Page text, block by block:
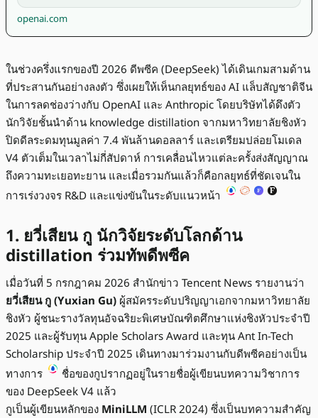
openai.com
ในช่วงครึ่งแรกของปี 2026 ดีพซีค (DeepSeek) ได้เดินเกมสามด้าน
ที่ประสานกันอย่างลงตัว ซึ่งเผยให้เห็นกลยุทธ์ของ AI แล็บสัญชาติจีน
ในการลดช่องว่างกับ OpenAI และ Anthropic โดยบริษัทได้ดึงตัว
นักวิจัยชั้นนำด้าน knowledge distillation จากมหาวิทยาลัยชิงหัว
ปิดดีลระดมทุนมูลค่า 7.4 พันล้านดอลลาร์ และเตรียมปล่อยโมเดล
V4 ตัวเต็มในเวลาไม่กี่สัปดาห์ การเคลื่อนไหวแต่ละครั้งส่งสัญญาณ
ถึงความทะเยอทะยาน และเมื่อรวมกันแล้วก็คือกลยุทธ์ที่ชัดเจนใน
การเร่งวงจร R&D และแข่งขันในระดับแนวหน้า
1. ยวี่เสียน กู นักวิจัยระดับโลกด้าน
distillation ร่วมทัพดีพซีค
เมื่อวันที่ 5 กรกฎาคม 2026 สำนักข่าว Tencent News รายงานว่า
ยวี่เสียน กู (Yuxian Gu) ผู้สมัครระดับปริญญาเอกจากมหาวิทยาลัย
ชิงหัว ผู้ชนะรางวัลทุนอัจฉริยะพิเศษบัณฑิตศึกษาแห่งชิงหัวประจำปี
2025 และผู้รับทุน Apple Scholars Award และทุน Ant In-Tech
Scholarship ประจำปี 2025 เดินทางมาร่วมงานกับดีพซีคอย่างเป็น
ทางการ
ชื่อของกูปรากฏอยู่ในรายชื่อผู้เขียนบทความวิชาการ
ของ DeepSeek V4 แล้ว
กูเป็นผู้เขียนหลักของ MiniLLM (ICLR 2024) ซึ่งเป็นบทความสำคัญ